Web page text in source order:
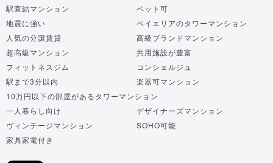
駅直結マンション
ペット可
地震に強い
ベイエリアのタワーマンション
人気の分譲賃貸
高級ブランドマンション
超高級マンション
共用施設が豊富
フィットネスジム
コンシェルジュ
駅まで3分以内
楽器可マンション
10万円以下の部屋があるタワーマンション
一人暮らし向け
デザイナーズマンション
ヴィンテージマンション
SOHO可能
家具家電付き